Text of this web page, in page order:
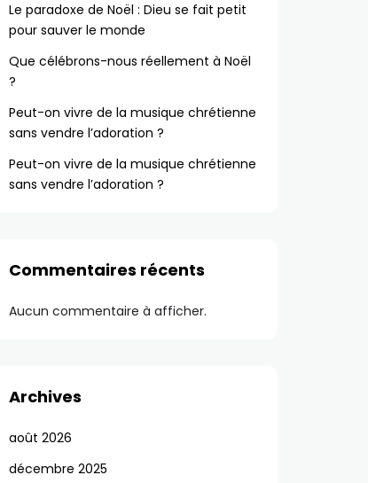
Le paradoxe de Noël : Dieu se fait petit
pour sauver le monde
Que célébrons-nous réellement à Noël
?
Peut-on vivre de la musique chrétienne
sans vendre l’adoration ?
Peut-on vivre de la musique chrétienne
sans vendre l’adoration ?
Commentaires récents
Aucun commentaire à afficher.
Archives
août 2026
décembre 2025